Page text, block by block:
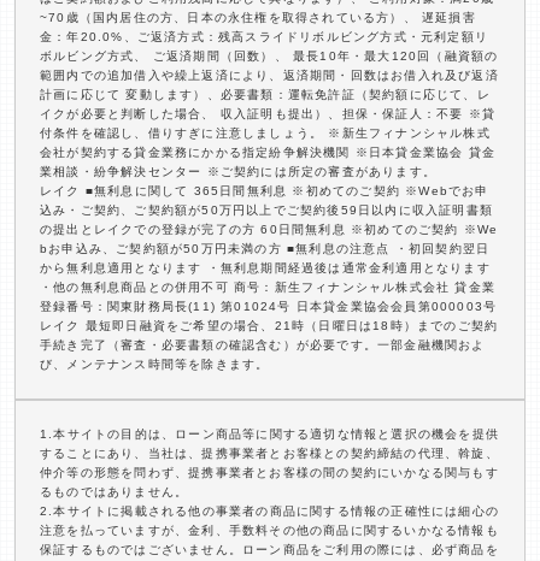
~70歳（国内居住の方、日本の永住権を取得されている方）、 遅延損害
金：年20.0%、ご返済方式：残高スライドリボルビング方式・元利定額リ
ボルビング方式、 ご返済期間（回数）、 最長10年・最大120回（融資額の
範囲内での追加借入や繰上返済により、返済期間・回数はお借入れ及び返済
計画に応じて 変動します）、必要書類：運転免許証（契約額に応じて、レ
イクが必要と判断した場合、 収入証明も提出）、担保・保証人：不要 ※貸
付条件を確認し、借りすぎに注意しましょう。 ※新生フィナンシャル株式
会社が契約する貸金業務にかかる指定紛争解決機関 ※日本貸金業協会 貸金
業相談・紛争解決センター ※ご契約には所定の審査があります。
レイク ■無利息に関して 365日間無利息 ※初めてのご契約 ※Webでお申
込み・ご契約、ご契約額が50万円以上でご契約後59日以内に収入証明書類
の提出とレイクでの登録が完了の方 60日間無利息 ※初めてのご契約 ※We
bお申込み、ご契約額が50万円未満の方 ■無利息の注意点 ・初回契約翌日
から無利息適用となります ・無利息期間経過後は通常金利適用となります
・他の無利息商品との併用不可 商号：新生フィナンシャル株式会社 貸金業
登録番号：関東財務局長(11) 第01024号 日本貸金業協会会員第000003号
レイク 最短即日融資をご希望の場合、21時（日曜日は18時）までのご契約
手続き完了（審査・必要書類の確認含む）が必要です。一部金融機関およ
び、メンテナンス時間等を除きます。
1.本サイトの目的は、ローン商品等に関する適切な情報と選択の機会を提供
することにあり、当社は、提携事業者とお客様との契約締結の代理、斡旋、
仲介等の形態を問わず、提携事業者とお客様の間の契約にいかなる関与もす
るものではありません。
2.本サイトに掲載される他の事業者の商品に関する情報の正確性には細心の
注意を払っていますが、金利、手数料その他の商品に関するいかなる情報も
保証するものではございません。ローン商品をご利用の際には、必ず商品を